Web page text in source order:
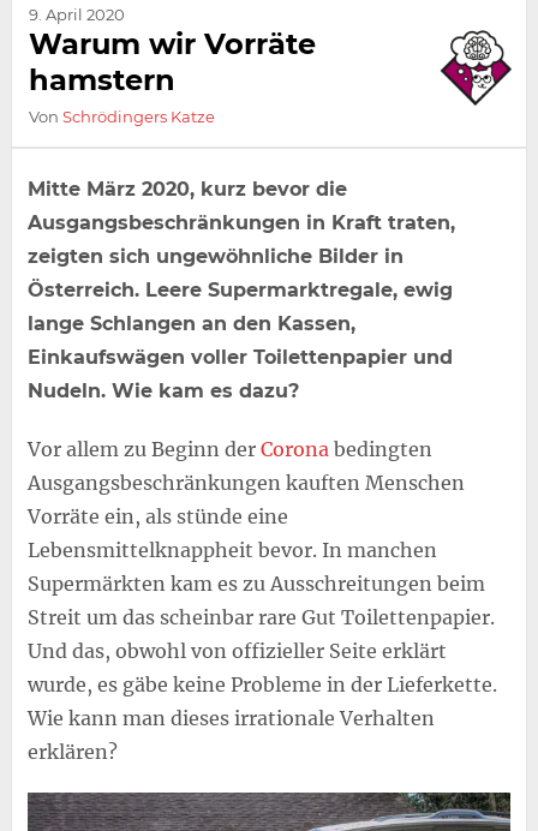
9. April 2020
Warum wir Vorräte
hamstern
Von Schrödingers Katze
Mitte März 2020, kurz bevor die
Ausgangsbeschränkungen in Kraft traten,
zeigten sich ungewöhnliche Bilder in
Österreich. Leere Supermarktregale, ewig
lange Schlangen an den Kassen,
Einkaufswägen voller Toilettenpapier und
Nudeln. Wie kam es dazu?
Vor allem zu Beginn der Corona bedingten
Ausgangsbeschränkungen kauften Menschen
Vorräte ein, als stünde eine
Lebensmittelknappheit bevor. In manchen
Supermärkten kam es zu Ausschreitungen beim
Streit um das scheinbar rare Gut Toilettenpapier.
Und das, obwohl von offizieller Seite erklärt
wurde, es gäbe keine Probleme in der Lieferkette.
Wie kann man dieses irrationale Verhalten
erklären?